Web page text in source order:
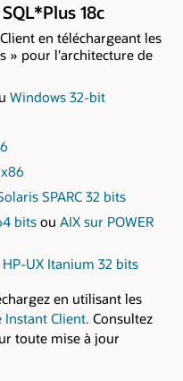
18c
en téléchargeant les
» pour l'architecture de
Windows 32-bit
SPARC 32 bits
bits ouAIX sur POWER
HP-UX Itanium 32 bits
en utilisant les
Instant Client. Consultez
toute mise à jour